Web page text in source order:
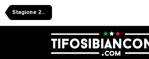
Stagione 2012/2013